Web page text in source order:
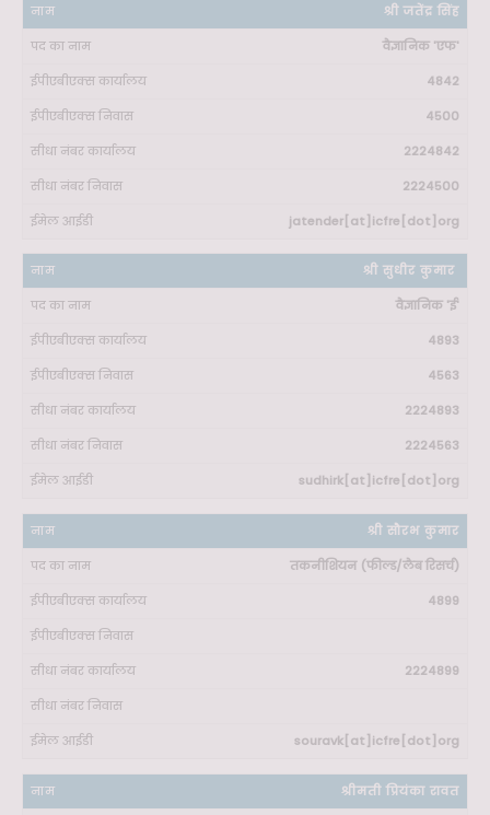
श्री जतेंद्र सिंह
वैज्ञानिक 'एफ'
4842
4500
2224842
2224500
jatender[at]icfre[dot]org
श्री सुधीर कुमार
वैज्ञानिक 'ई'
4893
4563
2224893
2224563
sudhirk[at]icfre[dot]org
श्री सौरभ कुमार
तकनीशियन (फील्ड/लैब रिसर्च)
4899
2224899
souravk[at]icfre[dot]org
श्रीमती प्रियंका रावत